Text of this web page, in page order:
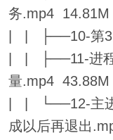
务.mp4 14.81M
| | ├──10-第3
| | ├──11-进
量.mp4 43.88M
| | └──12-主进
成以后再退出